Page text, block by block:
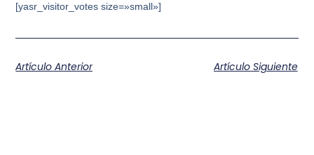
[yasr_visitor_votes size=»small»]
Artículo Anterior Artículo Siguiente